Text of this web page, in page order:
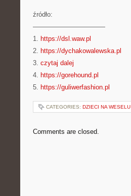
źródło:
———————————
1. https://dsl.waw.pl
2. https://dychakowalewska.pl
3. czytaj dalej
4. https://gorehound.pl
5. https://guliwerfashion.pl
CATEGORIES: DZIECI NA WESELU
Comments are closed.